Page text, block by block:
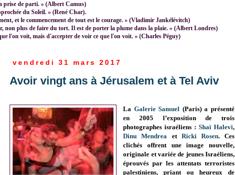
prise de parti. » (Albert Camus)
du Soleil. » (René Char).
et le commencement de tout est le courage. » (Vladimir Jankélévitch)
non plus de faire du tort. Il est de porter la plume dans la plaie. » (Albert Londres)
l'on voit, mais d'accepter de voir ce que l'on voit. » (Charles Péguy)
vendredi 31 mars 2017
Avoir vingt ans à Jérusalem et à Tel Aviv
La Galerie Samuel (Paris) a présenté
en 2005 l’exposition de trois
photographes israéliens :Shaï Halevi,
Dinu Mendrea et Ricki Rosen. Ces
clichés offrent une image nouvelle,
originale et variée de jeunes Israéliens,
éprouvés par les attentats terroristes
palestiniens, priant ou heureux de